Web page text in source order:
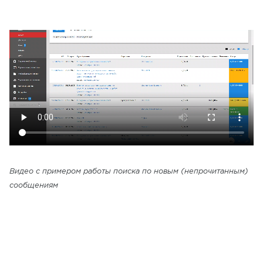
Видео с примером работы поиска по новым (непрочитанным)
сообщениям